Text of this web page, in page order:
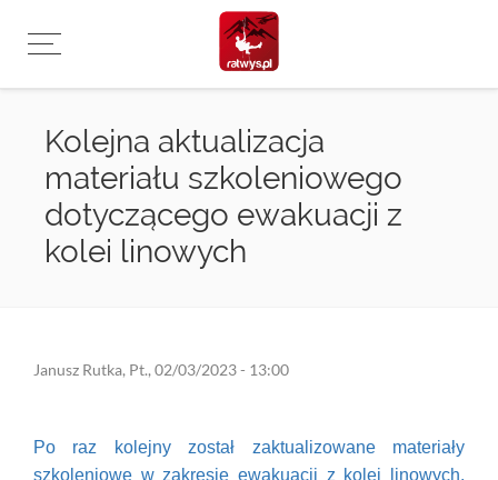
Kolejna aktualizacja
materiału szkoleniowego
dotyczącego ewakuacji z
kolei linowych
Janusz Rutka, Pt., 02/03/2023 - 13:00
Po raz kolejny został zaktualizowane materiały
szkoleniowe w zakresie ewakuacji z kolei linowych.